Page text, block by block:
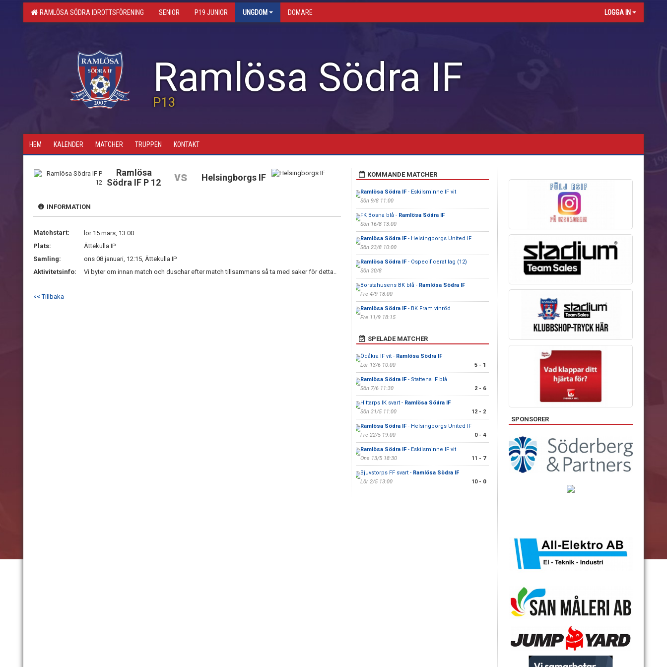
RAMLÖSA SÖDRA IDROTTSFÖRENING SENIOR P19 JUNIOR UNGDOM DOMARE LOGGA IN
Ramlösa Södra IF
P13
HEM KALENDER MATCHER TRUPPEN KONTAKT
Ramlösa
Södra IF P 12
vs Helsingborgs IF
INFORMATION
Matchstart:
lör 15 mars, 13:00
Plats:
Ättekulla IP
Samling:
ons 08 januari, 12:15, Ättekulla IP
Aktivitetsinfo:
Vi byter om innan match och duschar efter match tillsammans så ta med saker för detta..
<< Tillbaka
KOMMANDE MATCHER
Ramlösa Södra IF- Eskilsminne IF vit
Sön 9/8 11:00
FK Bosna blå - Ramlösa Södra IF
Sön 16/8 13:00
Ramlösa Södra IF- Helsingborgs United IF
Sön 23/8 10:00
Ramlösa Södra IF- Ospecificerat lag (12)
Sön 30/8
Borstahusens BK blå - Ramlösa Södra IF
Fre 4/9 18:00
Ramlösa Södra IF- BK Fram vinröd
Fre 11/9 18:15
SPELADE MATCHER
Ödåkra IF vit - Ramlösa Södra IF
Lör 13/6 10:00
5 - 1
Ramlösa Södra IF- Stattena IF blå
Sön 7/6 11:30
2 - 6
Hittarps IK svart - Ramlösa Södra IF
Sön 31/5 11:00
12 - 2
Ramlösa Södra IF- Helsingborgs United IF
Fre 22/5 19:00
0 - 4
Ramlösa Södra IF- Eskilsminne IF vit
Ons 13/5 18:30
11 - 7
Bjuvstorps FF svart - Ramlösa Södra IF
Lör 2/5 13:00
10 - 0
SPONSORER